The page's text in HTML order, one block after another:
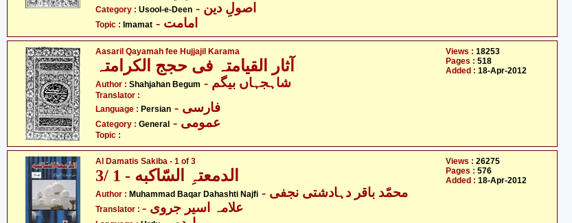
Category : Usool-e-Deen - اصولِ دین
Topic : Imamat - امامت
Aasaril Qayamah fee Hujjajil Karama
آثار القیامتہ فی حجج الکرامتہ
Author : Shahjahan Begum - شاہجہاں بیگم
Translator :
Language : Persian - فارسی
Category : General - عمومی
Topic :
Views : 18253
Pages : 518
Added : 18-Apr-2012
Al Damatis Sakiba - 1 of 3
الدمعتہِ السّاکبه - 1 /3
Author : Muhammad Baqar Dahashti Najfi - محمّد باقر دہادشتی نجفی
Translator : - علامہ اسیر جروی
Views : 26275
Pages : 576
Added : 18-Apr-2012